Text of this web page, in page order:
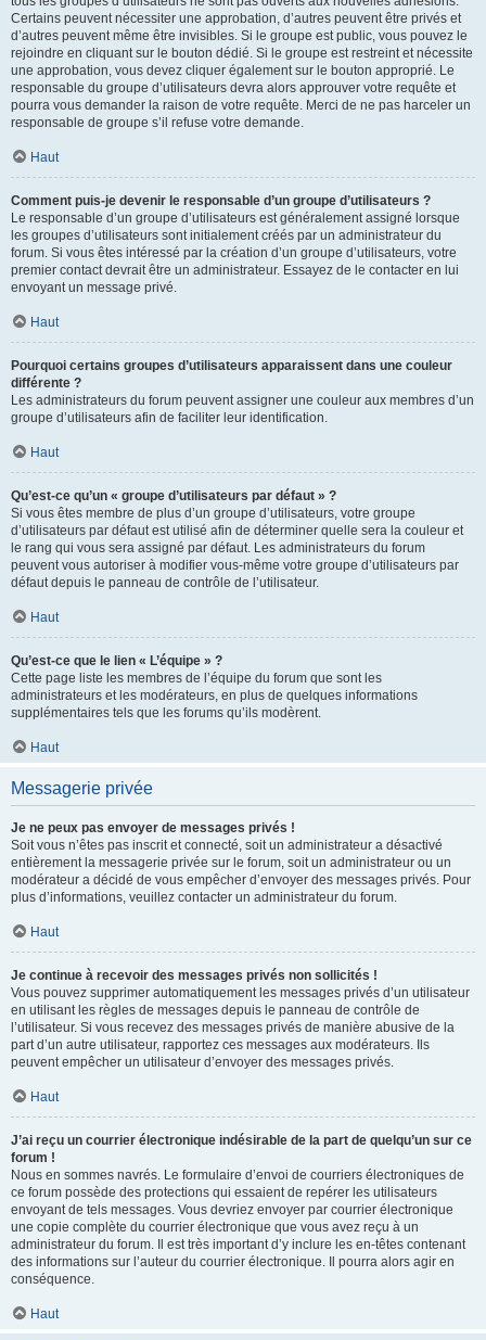
Certains peuvent nécessiter une approbation, d’autres peuvent être privés et
d’autres peuvent même être invisibles. Si le groupe est public, vous pouvez le
rejoindre en cliquant sur le bouton dédié. Si le groupe est restreint et nécessite
une approbation, vous devez cliquer également sur le bouton approprié. Le
responsable du groupe d’utilisateurs devra alors approuver votre requête et
pourra vous demander la raison de votre requête. Merci de ne pas harceler un
responsable de groupe s’il refuse votre demande.
Haut
Comment puis-je devenir le responsable d’un groupe d’utilisateurs ?
Le responsable d’un groupe d’utilisateurs est généralement assigné lorsque
les groupes d’utilisateurs sont initialement créés par un administrateur du
forum. Si vous êtes intéressé par la création d’un groupe d’utilisateurs, votre
premier contact devrait être un administrateur. Essayez de le contacter en lui
envoyant un message privé.
Haut
Pourquoi certains groupes d’utilisateurs apparaissent dans une couleur
différente ?
Les administrateurs du forum peuvent assigner une couleur aux membres d’un
groupe d’utilisateurs afin de faciliter leur identification.
Haut
Qu’est-ce qu’un « groupe d’utilisateurs par défaut » ?
Si vous êtes membre de plus d’un groupe d’utilisateurs, votre groupe
d’utilisateurs par défaut est utilisé afin de déterminer quelle sera la couleur et
le rang qui vous sera assigné par défaut. Les administrateurs du forum
peuvent vous autoriser à modifier vous-même votre groupe d’utilisateurs par
défaut depuis le panneau de contrôle de l’utilisateur.
Haut
Qu’est-ce que le lien « L’équipe » ?
Cette page liste les membres de l’équipe du forum que sont les
administrateurs et les modérateurs, en plus de quelques informations
supplémentaires tels que les forums qu’ils modèrent.
Haut
Messagerie privée
Je ne peux pas envoyer de messages privés !
Soit vous n’êtes pas inscrit et connecté, soit un administrateur a désactivé
entièrement la messagerie privée sur le forum, soit un administrateur ou un
modérateur a décidé de vous empêcher d’envoyer des messages privés. Pour
plus d’informations, veuillez contacter un administrateur du forum.
Haut
Je continue à recevoir des messages privés non sollicités !
Vous pouvez supprimer automatiquement les messages privés d’un utilisateur
en utilisant les règles de messages depuis le panneau de contrôle de
l’utilisateur. Si vous recevez des messages privés de manière abusive de la
part d’un autre utilisateur, rapportez ces messages aux modérateurs. Ils
peuvent empêcher un utilisateur d’envoyer des messages privés.
Haut
J’ai reçu un courrier électronique indésirable de la part de quelqu’un sur ce
forum !
Nous en sommes navrés. Le formulaire d’envoi de courriers électroniques de
ce forum possède des protections qui essaient de repérer les utilisateurs
envoyant de tels messages. Vous devriez envoyer par courrier électronique
une copie complète du courrier électronique que vous avez reçu à un
administrateur du forum. Il est très important d’y inclure les en-têtes contenant
des informations sur l’auteur du courrier électronique. Il pourra alors agir en
conséquence.
Haut